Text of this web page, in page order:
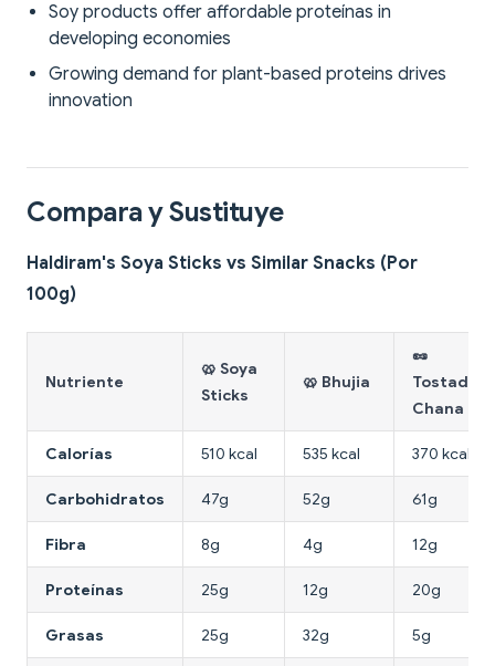
Soy products offer affordable proteínas in
developing economies
Growing demand for plant-based proteins drives
innovation
Compara y Sustituye
Haldiram's Soya Sticks vs Similar Snacks (Por
100g)
Nutriente
🥨 Soya
Sticks
🥨 Bhujia
🥜
Tostado
Chana
Calorías 510 kcal 535 kcal 370 kcal
Carbohidratos 47g 52g 61g
Fibra 8g 4g 12g
Proteínas 25g 12g 20g
Grasas 25g 32g 5g